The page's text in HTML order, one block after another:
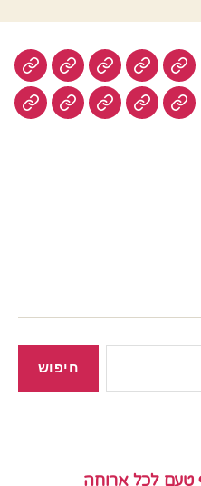
חנות בשר טבעוניסלטים
עוגיותעוף צמחונידגים
טעם לכל ארוחה